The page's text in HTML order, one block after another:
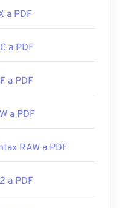
o no un
un enlace PDF en
es/por-que-
a PDF
a PDF
a PDF
a PDF
RAW a PDF
a PDF